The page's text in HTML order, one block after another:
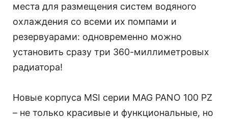
места для размещения систем водяного
охлаждения со всеми их помпами и
резервуарами: одновременно можно
установить сразу три 360-миллиметровых
радиатора!
Новые корпуса MSI серии MAG PANO 100 PZ
– не только красивые и функциональные, но